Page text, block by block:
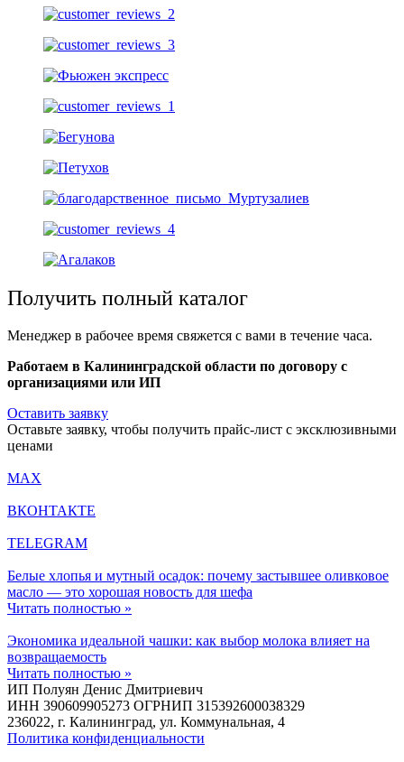
Получить полный каталог
Менеджер в рабочее время свяжется с вами в течение часа.
Работаем в Калининградской области по договору с
организациями или ИП
Оставить заявку
Оставьте заявку, чтобы получить прайс-лист с эксклюзивными
ценами
MAX
ВКОНТАКТЕ
TELEGRAM
Белые хлопья и мутный осадок: почему застывшее оливковое
масло — это хорошая новость для шефа
Читать полностью »
Экономика идеальной чашки: как выбор молока влияет на
возвращаемость
Читать полностью »
ИП Полуян Денис Дмитриевич
ИНН 390609905273 ОГРНИП 315392600038329
236022, г. Калининград, ул. Коммунальная, 4
Политика конфиденциальности